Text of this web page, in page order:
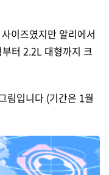
이즈였지만 알리에서
터 2.2L 대형까지 크
림입니다 (기간은 1월